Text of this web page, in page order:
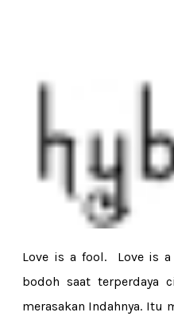
Love is a fool. Love is
bodoh saat terperdaya
merasakan Indahnya. Itu